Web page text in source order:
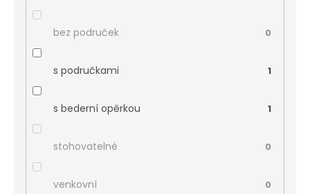
bez područek 0
s područkami 1
s bederní opěrkou 1
stohovatelné 0
venkovní 0